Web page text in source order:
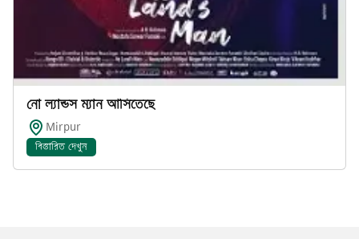
নো ল্যান্ডস ম্যান আসিতেছে
Mirpur
বিস্তারিত দেখুন